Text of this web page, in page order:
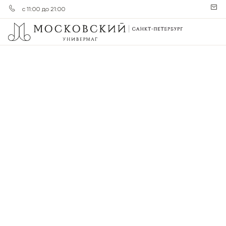
с 11:00 до 21:00